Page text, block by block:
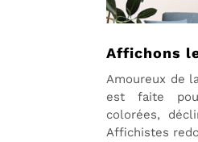
Affichons
Amoureux de
est faite
colorées,
Affichistes